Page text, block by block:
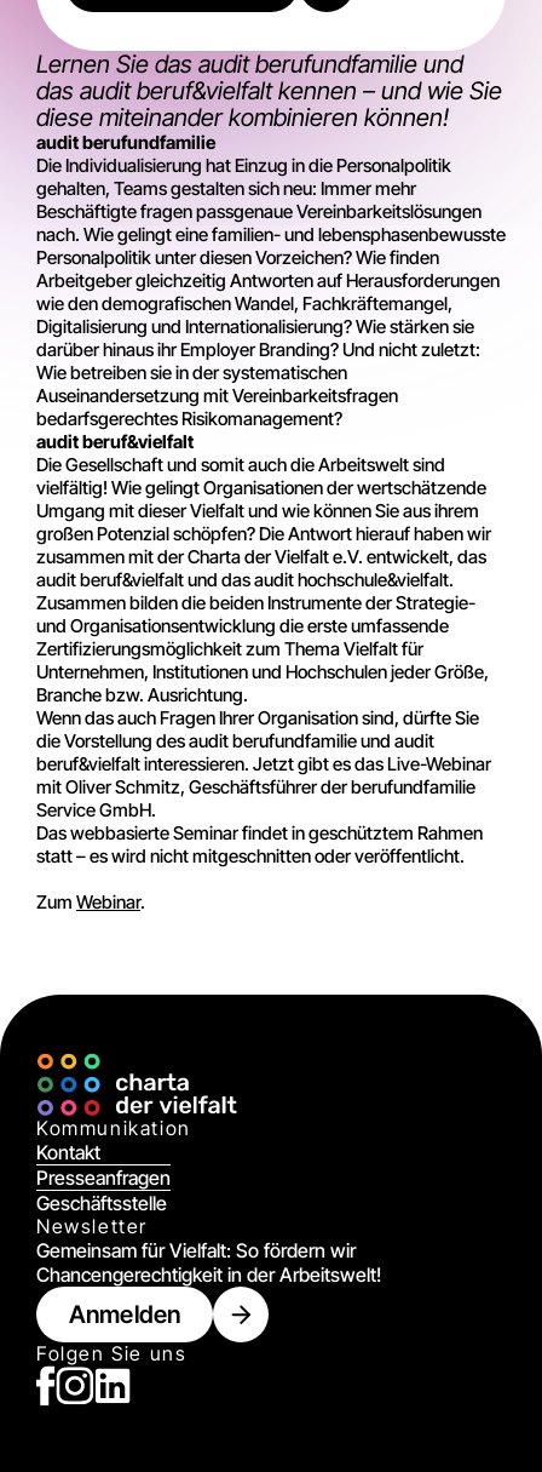
Lernen Sie das audit berufundfamilie und
das audit beruf&vielfalt kennen – und wie Sie
diese miteinander kombinieren können!
audit berufundfamilie
Die Individualisierung hat Einzug in die Personalpolitik
gehalten, Teams gestalten sich neu: Immer mehr
Beschäftigte fragen passgenaue Vereinbarkeitslösungen
nach. Wie gelingt eine familien- und lebensphasenbewusste
Personalpolitik unter diesen Vorzeichen? Wie finden
Arbeitgeber gleichzeitig Antworten auf Herausforderungen
wie den demografischen Wandel, Fachkräftemangel,
Digitalisierung und Internationalisierung? Wie stärken sie
darüber hinaus ihr Employer Branding? Und nicht zuletzt:
Wie betreiben sie in der systematischen
Auseinandersetzung mit Vereinbarkeitsfragen
bedarfsgerechtes Risikomanagement?
audit beruf&vielfalt
Die Gesellschaft und somit auch die Arbeitswelt sind
vielfältig! Wie gelingt Organisationen der wertschätzende
Umgang mit dieser Vielfalt und wie können Sie aus ihrem
großen Potenzial schöpfen? Die Antwort hierauf haben wir
zusammen mit der Charta der Vielfalt e.V. entwickelt, das
audit beruf&vielfalt und das audit hochschule&vielfalt.
Zusammen bilden die beiden Instrumente der Strategie-
und Organisationsentwicklung die erste umfassende
Zertifizierungsmöglichkeit zum Thema Vielfalt für
Unternehmen, Institutionen und Hochschulen jeder Größe,
Branche bzw. Ausrichtung.
Wenn das auch Fragen Ihrer Organisation sind, dürfte Sie
die Vorstellung des audit berufundfamilie und audit
beruf&vielfalt interessieren. Jetzt gibt es das Live-Webinar
mit Oliver Schmitz, Geschäftsführer der berufundfamilie
Service GmbH.
Das webbasierte Seminar findet in geschütztem Rahmen
statt – es wird nicht mitgeschnitten oder veröffentlicht.
Zum Webinar.
Digital
Kommunikation
Kontakt
Presseanfragen
Geschäftsstelle
Newsletter
Gemeinsam für Vielfalt: So fördern wir
Chancengerechtigkeit in der Arbeitswelt!
Anmelden
Folgen Sie uns